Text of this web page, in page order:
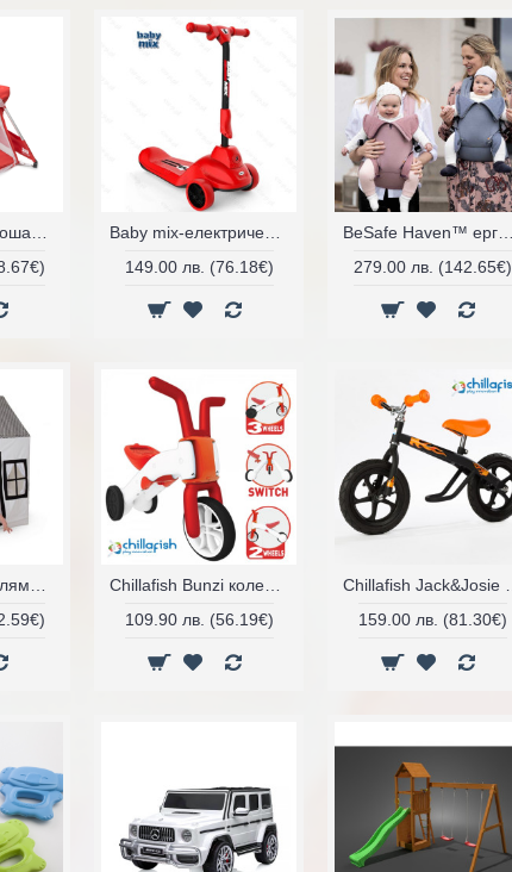
149.00 лв. (76.18€)
279.00 лв. (142.65€)
109.90 лв. (56.19€)
159.00 лв. (81.30€)